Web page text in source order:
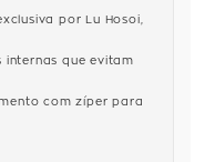
por Lu Hosoi,
que evitam
com zíper para